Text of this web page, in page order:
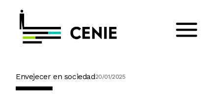
Envejecer en sociedad20/01/2025